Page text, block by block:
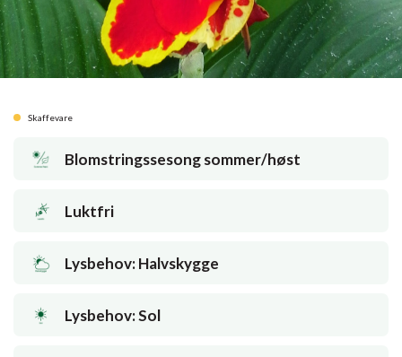
Skaffevare
Blomstringssesong sommer/høst
Luktfri
Lysbehov: Halvskygge
Lysbehov: Sol